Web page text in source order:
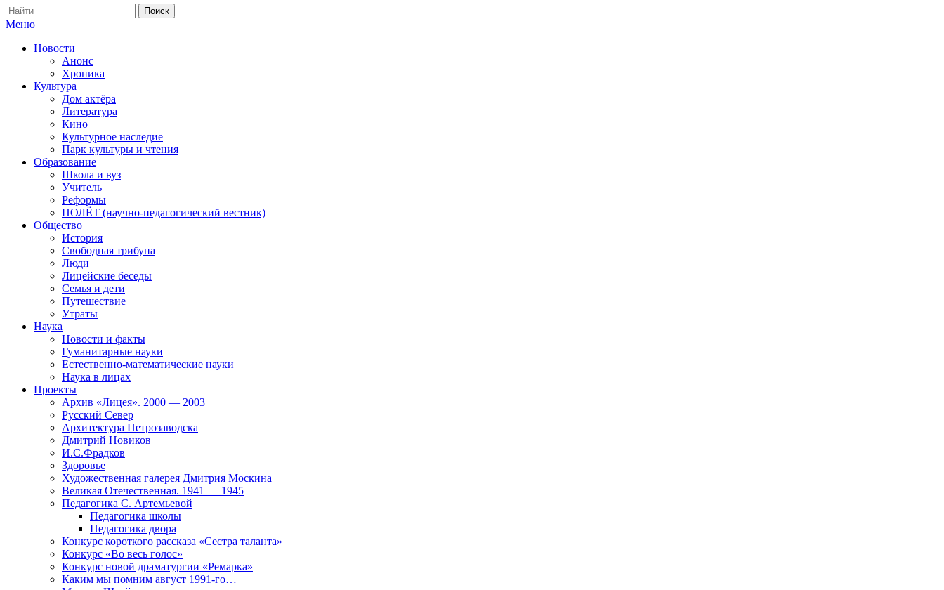
Меню
Новости
Анонс
Хроника
Культура
Дом актёра
Литература
Кино
Культурное наследие
Парк культуры и чтения
Образование
Школа и вуз
Учитель
Реформы
ПОЛЁТ (научно-педагогический вестник)
Общество
История
Свободная трибуна
Люди
Лицейские беседы
Семья и дети
Путешествие
Утраты
Наука
Новости и факты
Гуманитарные науки
Естественно-математические науки
Наука в лицах
Проекты
Архив «Лицея». 2000 — 2003
Русский Север
Архитектура Петрозаводска
Дмитрий Новиков
И.С.Фрадков
Здоровье
Художественная галерея Дмитрия Москина
Великая Отечественная. 1941 — 1945
Педагогика С. Артемьевой
Педагогика школы
Педагогика двора
Конкурс короткого рассказа «Сестра таланта»
Конкурс «Во весь голос»
Конкурс новой драматургии «Ремарка»
Каким мы помним август 1991-го…